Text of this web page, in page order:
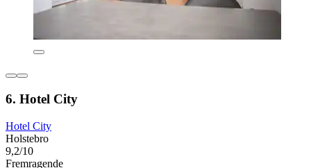
6. Hotel City
Hotel City
Holstebro
9,2/10
Fremragende